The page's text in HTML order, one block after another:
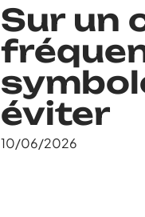
Sur un
éviter
10/06/2026